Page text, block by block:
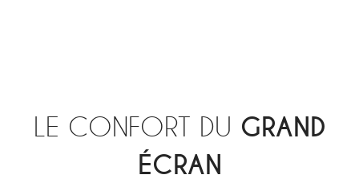
LE CONFORT DU GRAND
ÉCRAN